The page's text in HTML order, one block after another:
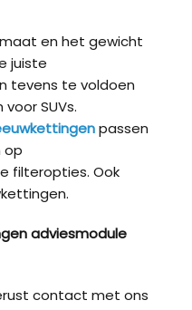
en het gewicht
juiste
tevens te voldoen
SUVs.
passen
op
filteropties. Ook
adviesmodule
contact met ons